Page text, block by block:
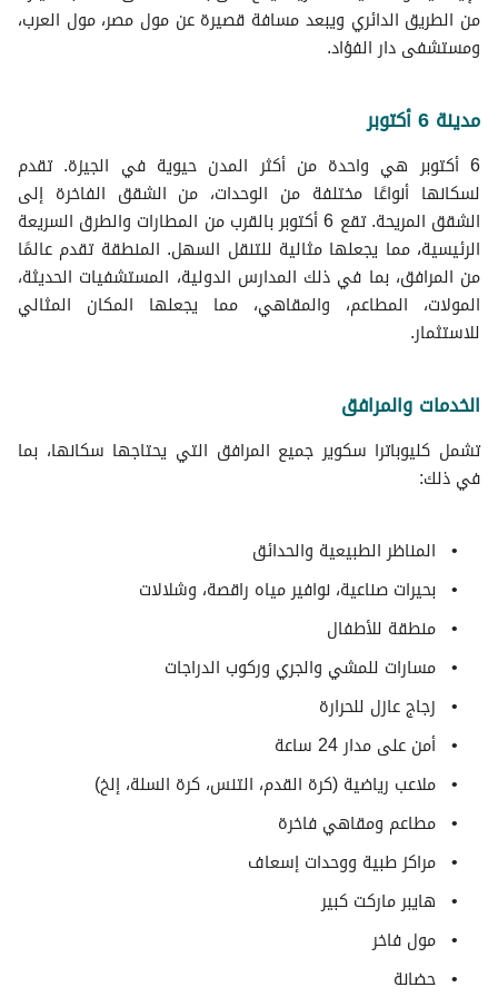
عقارات للبيع في زهو
من الطريق الدائري ويبعد مسافة قصيرة عن مول مصر، مول العرب،
ومستشفى دار الفؤاد.
مدينة 6 أكتوبر
6 أكتوبر هي واحدة من أكثر المدن حيوية في الجيزة. تقدم
لسكانها أنواعًا مختلفة من الوحدات، من الشقق الفاخرة إلى
الشقق المريحة. تقع 6 أكتوبر بالقرب من المطارات والطرق السريعة
الرئيسية، مما يجعلها مثالية للتنقل السهل. المنطقة تقدم عالمًا
من المرافق، بما في ذلك المدارس الدولية، المستشفيات الحديثة،
المولات، المطاعم، والمقاهي، مما يجعلها المكان المثالي
للاستثمار.
الخدمات والمرافق
تشمل كليوباترا سكوير جميع المرافق التي يحتاجها سكانها، بما
في ذلك:
المناظر الطبيعية والحدائق
بحيرات صناعية، نوافير مياه راقصة، وشلالات
منطقة للأطفال
مسارات للمشي والجري وركوب الدراجات
زجاج عازل للحرارة
أمن على مدار 24 ساعة
ملاعب رياضية (كرة القدم، التنس، كرة السلة، إلخ)
مطاعم ومقاهي فاخرة
مراكز طبية ووحدات إسعاف
هايبر ماركت كبير
مول فاخر
حضانة